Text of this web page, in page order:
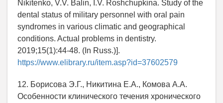
Nikitenko, V.V. Balin, I.V. Roshchupkina. Study of the
dental status of military personnel with oral pain
syndromes in various climatic and geographical
conditions. Actual problems in dentistry.
2019;15(1):44-48. (In Russ.)].
https://www.elibrary.ru/item.asp?id=37602579
12. Борисова Э.Г., Никитина Е.А., Комова А.А.
Особенности клинического течения хронического